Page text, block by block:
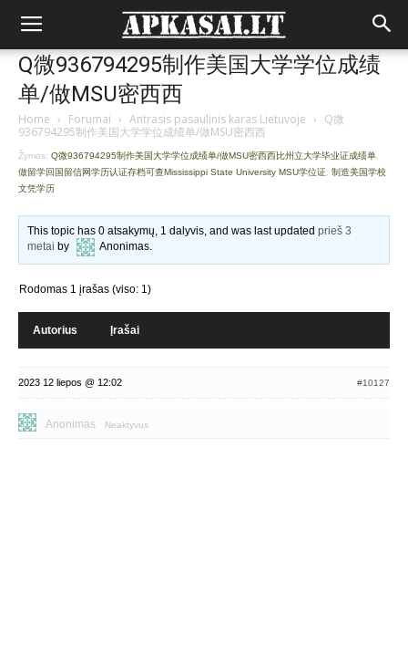
Q微936794295制作美国大学学位成绩
单/做MSU密西西
Home › Forumai › Antrasis pasaulinis karas Lietuvoje › Q微
936794295制作美国大学学位成绩单/做MSU密西西
Žymos: Q微936794295制作美国大学学位成绩单/做MSU密西西比州立大学毕业证成绩单
做留学回国留信网学历认证存档可查Mississippi State University MSU学位证 制造美国学校
文凭学历
This topic has 0 atsakymų, 1 dalyvis, and was last updatedprieš 3
metai by Anonimas.
Rodomas 1 įrašas (viso: 1)
Autorius Įrašai
2023 12 liepos @ 12:02 #10127
Anonimas Neaktyvus